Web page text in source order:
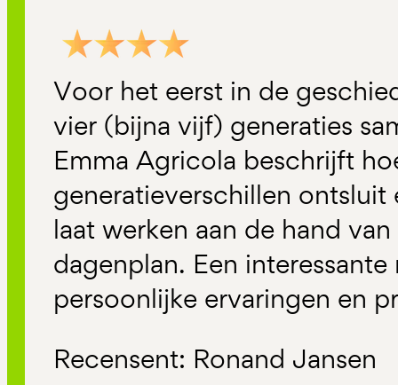
Voor het eerst in de
vier (bijna vijf) generaties
Emma Agricola beschrijft
generatieverschillen
laat werken aan de hand
dagenplan. Een
persoonlijke ervaringen en
Recensent: Ronand Jansen